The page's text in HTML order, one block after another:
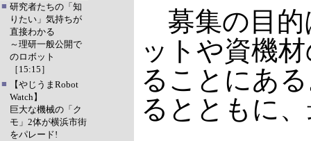
■ 研究者たちの「知
りたい」気持ちが
直接わかる
～理研一般公開で
のロボット
［15:15］
■
【やじうまRobot
Watch】
巨大な機械の「ク
モ」2体が横浜市街
をパレード!
募集の目的
ットや資機
ることにあ
るとともに